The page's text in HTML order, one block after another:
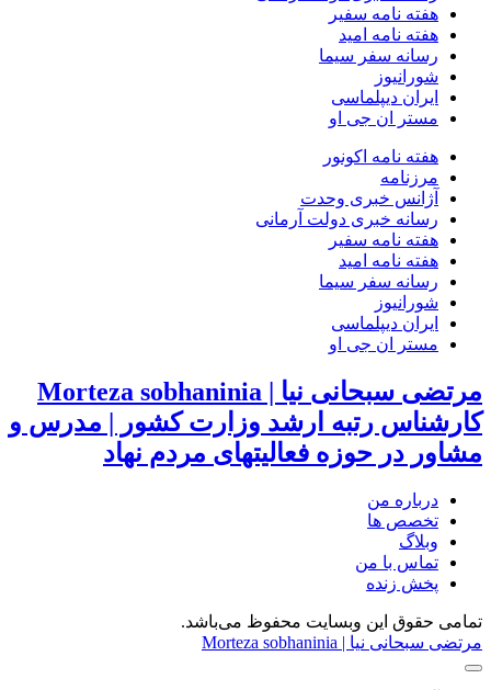
هفته نامه سفیر
هفته نامه امید
رسانه سفر سیما
شورانیوز
ایران دیپلماسی
مستر ان جی او
هفته نامه اکونور
مرزنامه
آژانس خبری وحدت
رسانه خبری دولت آرمانی
هفته نامه سفیر
هفته نامه امید
رسانه سفر سیما
شورانیوز
ایران دیپلماسی
مستر ان جی او
مرتضی سبحانی نیا | Morteza sobhaninia
کارشناس رتبه ارشد وزارت کشور | مدرس و
مشاور در حوزه فعالیتهای مردم نهاد
درباره من
تخصص ها
وبلاگ
تماس با من
پخش زنده
تمامی حقوق این وبسایت محفوظ می‌باشد.
مرتضی سبحانی نیا | Morteza sobhaninia